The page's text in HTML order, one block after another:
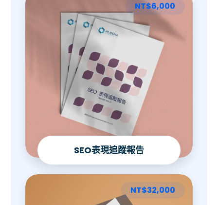
SEO表現追蹤報告
NT$6,000
NT$32,000